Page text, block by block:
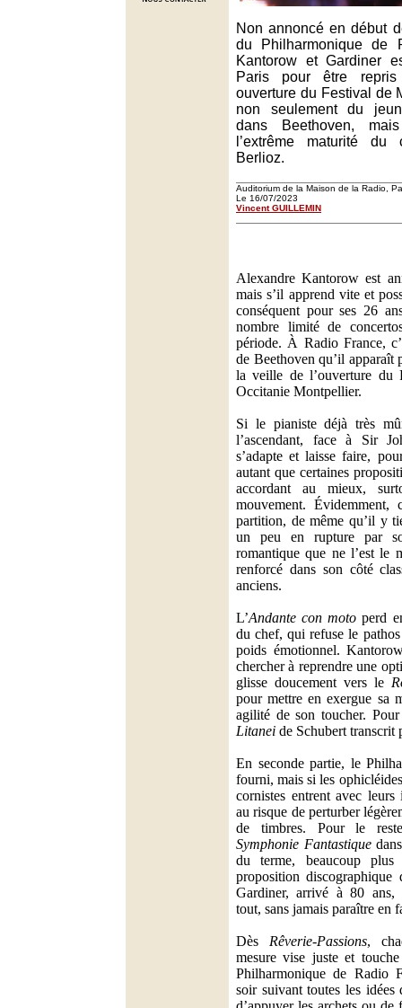
Non annoncé en début
du Philharmonique de
Kantorow et Gardiner
Paris pour être
ouverture du Festival de
non seulement du
dans Beethoven,
l’extrême maturité
Berlioz.
Auditorium de la Maison de la Radio,
Le 16/07/2023
Vincent GUILLEMIN
Alexandre Kantorow est
mais s’il apprend vite et
conséquent pour ses 26
nombre limité de
période. À Radio France,
de Beethoven qu’il apparaît
la veille de l’ouverture du
Occitanie Montpellier.
Si le pianiste déjà très
l’ascendant, face à Sir
s’adapte et laisse faire,
autant que certaines
accordant au mieux,
mouvement.
partition, de même qu’il y
un peu en rupture par
romantique que ne l’est le
renforcé dans son côté
anciens.
L’Andante con moto perd
du chef, qui refuse le
poids émotionnel.
chercher à reprendre une
glisse doucement vers le
pour mettre en exergue sa
agilité de son toucher.
Litanei de Schubert transcrit
En seconde partie, le
fourni, mais si les
cornistes entrent avec leurs
au risque de perturber
de timbres. Pour le
Symphonie Fantastique
du terme, beaucoup
proposition
Gardiner, arrivé à 80 ans,
tout, sans jamais paraître en
Dès Rêverie-Passions,
mesure vise juste et
Philharmonique de Radio
soir suivant toutes les idées